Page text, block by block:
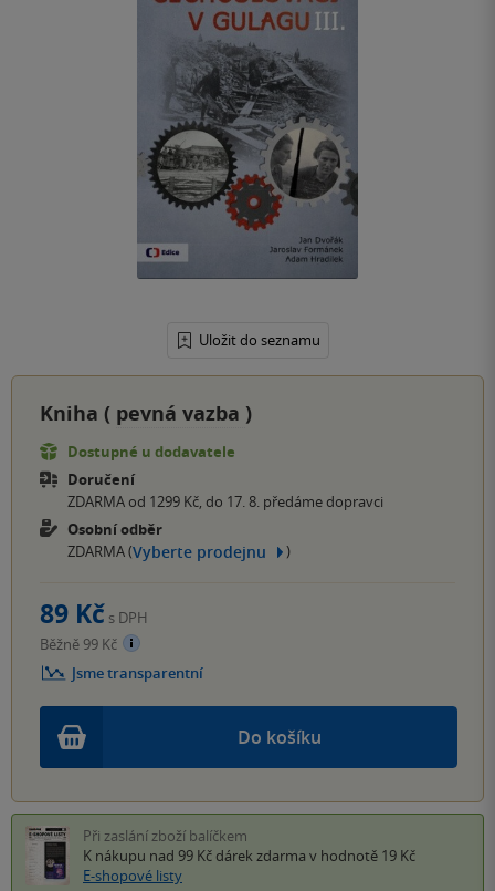
Uložit do seznamu
Kniha ( pevná vazba )
Dostupné u dodavatele
Doručení
ZDARMA od 1299 Kč, do 17. 8. předáme dopravci
Osobní odběr
ZDARMA (Vyberte prodejnu )
Do košíku
89 Kč s DPH
Běžně 99 Kč
Jsme transparentní
Při zaslání zboží balíčkem
K nákupu nad 99 Kč dárek zdarma v hodnotě 19 Kč
E-shopové listy